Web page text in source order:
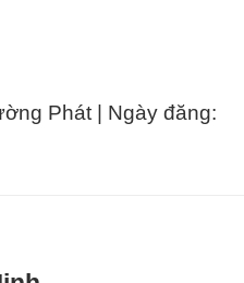
Phát | Ngày đăng: